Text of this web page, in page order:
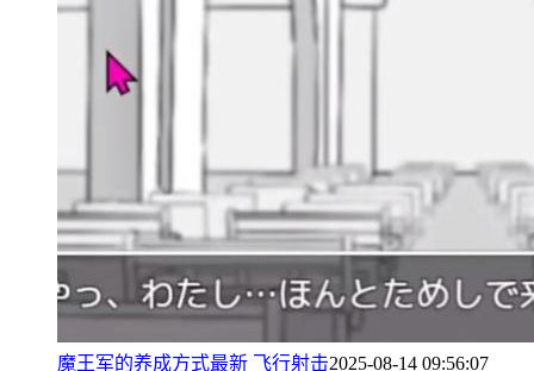
魔王军的养成方式最新 飞行射击2025-08-14 09:56:07